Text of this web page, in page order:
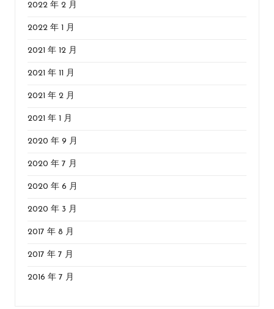
2022 年 2 月
2022 年 1 月
2021 年 12 月
2021 年 11 月
2021 年 2 月
2021 年 1 月
2020 年 9 月
2020 年 7 月
2020 年 6 月
2020 年 3 月
2017 年 8 月
2017 年 7 月
2016 年 7 月